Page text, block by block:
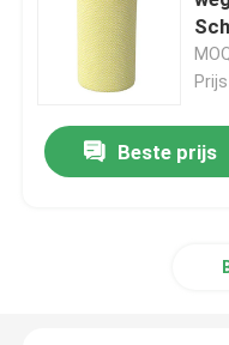
Niet-geweven
Huishoudelijke
Beste prijs